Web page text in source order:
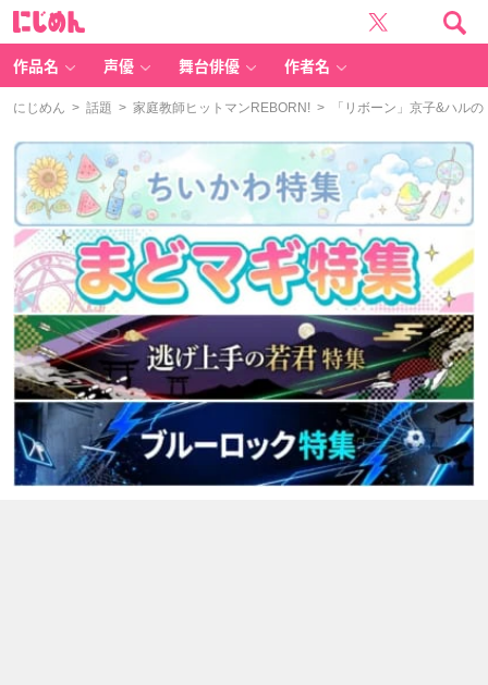
作品名 声優 舞台俳優 作者名
にじめん > 話題 > 家庭教師ヒットマンREBORN! > 「リボーン」京子&ハルの